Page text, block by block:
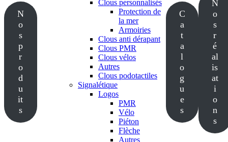
N
o
s
p
r
o
d
u
it
s
Clous personnalisés
Protection de
la mer
Armoiries
Clous anti dérapant
Clous PMR
Clous vélos
Autres
Clous podotactiles
Signalétique
Logos
PMR
Vélo
Piéton
Flèche
Autres
C
a
t
a
l
o
g
u
e
s
N
o
s
r
é
al
is
at
i
o
n
s